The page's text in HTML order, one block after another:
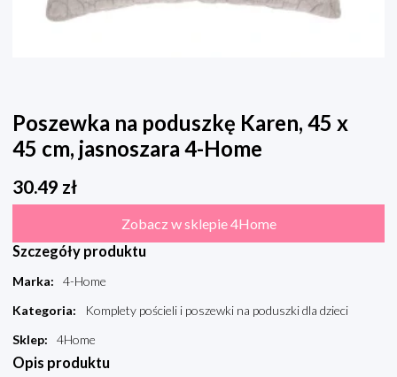
Poszewka na poduszkę Karen, 45 x
45 cm, jasnoszara 4-Home
30.49 zł
Zobacz w sklepie 4Home
Szczegóły produktu
Marka:
4-Home
Kategoria:
Komplety pościeli i poszewki na poduszki dla dzieci
Sklep: 4Home
Opis produktu